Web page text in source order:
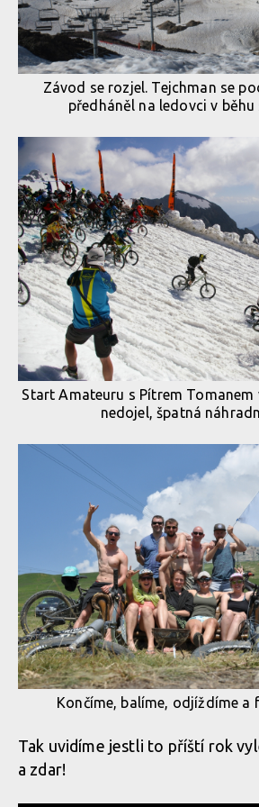
Závod se rozjel. Tejchman se
předháněl na ledovci v běhu
Start Amateuru s Pítrem Tomanem
nedojel, špatná
Končíme, balíme, odjíždíme a
Tak uvidíme jestli to příští rok
a zdar!